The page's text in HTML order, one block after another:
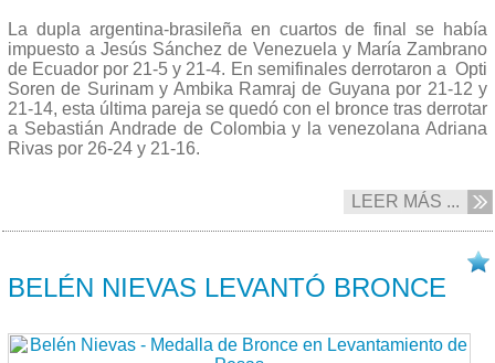
La dupla argentina-brasileña en cuartos de final se había
impuesto a Jesús Sánchez de Venezuela y María Zambrano
de Ecuador por 21-5 y 21-4. En semifinales derrotaron a Opti
Soren de Surinam y Ambika Ramraj de Guyana por 21-12 y
21-14, esta última pareja se quedó con el bronce tras derrotar
a Sebastián Andrade de Colombia y la venezolana Adriana
Rivas por 26-24 y 21-16.
LEER MÁS ...
BELÉN NIEVAS LEVANTÓ BRONCE